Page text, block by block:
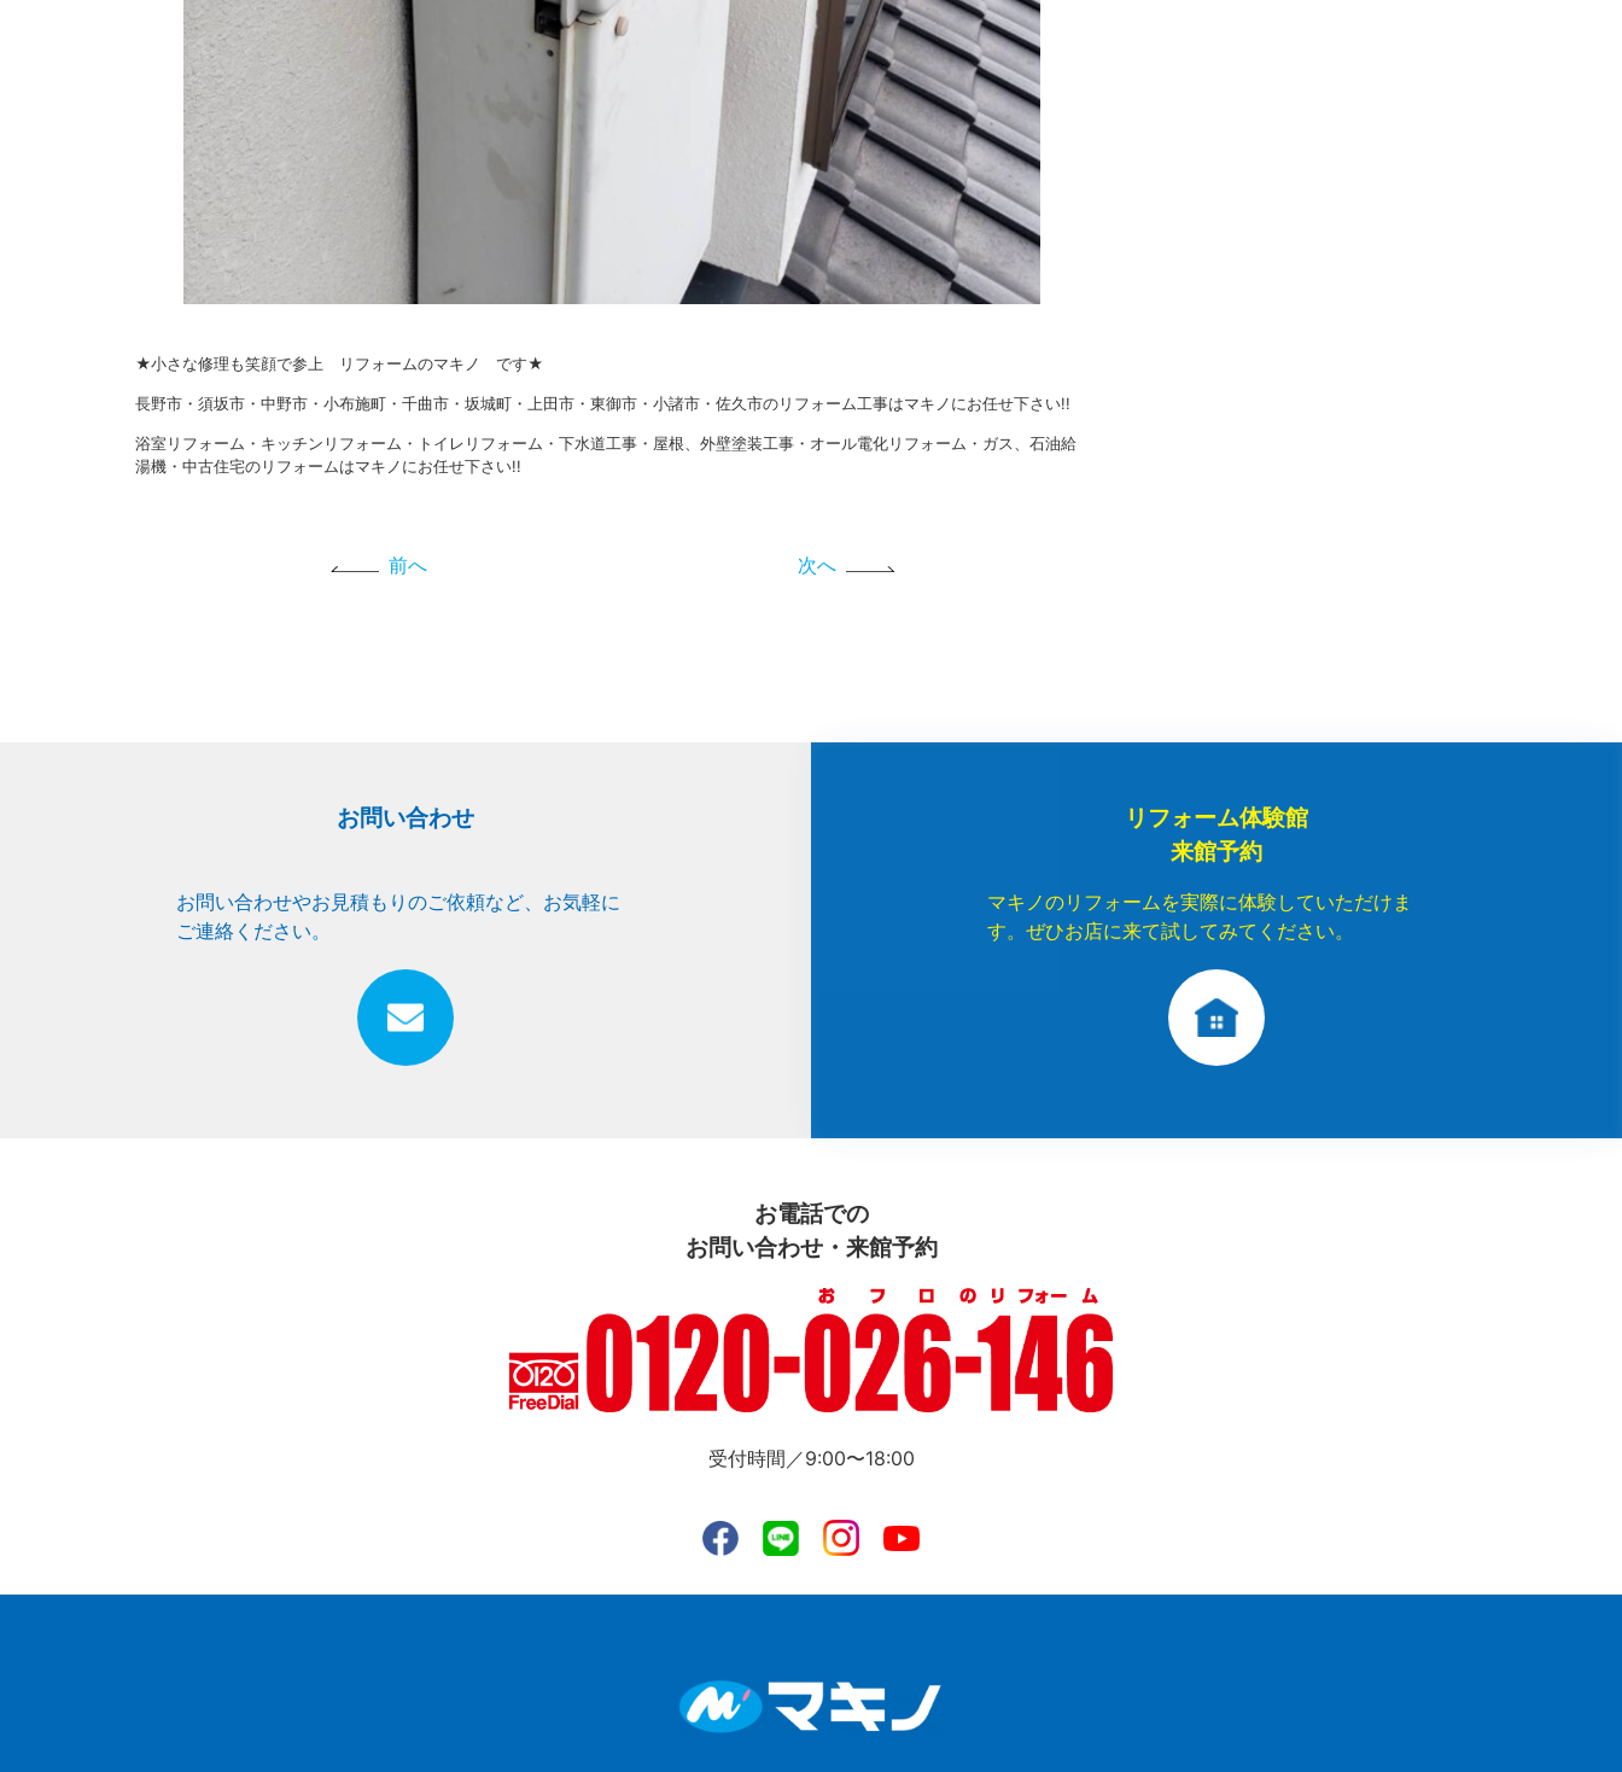
★小さな修理も笑顔で参上 リフォームのマキノ です★
長野市・須坂市・中野市・小布施町・千曲市・坂城町・上田市・東御市・小諸市・佐久市のリフォーム工事はマキノにお任せ下さい!!
浴室リフォーム・キッチンリフォーム・トイレリフォーム・下水道工事・屋根、外壁塗装工事・オール電化リフォーム・ガス、石油給
湯機・中古住宅のリフォームはマキノにお任せ下さい!!
前へ 次へ
お問い合わせ
お問い合わせやお見積もりのご依頼など、お気軽に
ご連絡ください。
リフォーム体験館
来館予約
マキノのリフォームを実際に体験していただけま
す。ぜひお店に来て試してみてください。
お電話での
お問い合わせ・来館予約
受付時間／9:00〜18:00